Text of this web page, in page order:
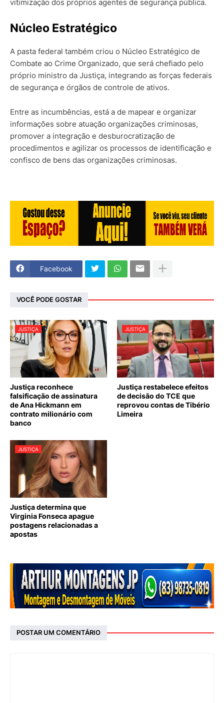
vitimização dos próprios agentes de segurança pública.
Núcleo Estratégico
A pasta federal também criou o Núcleo Estratégico de
Combate ao Crime Organizado, que será chefiado pelo
próprio ministro da Justiça, integrando as forças federais
de segurança e órgãos de controle de ativos.
Entre as incumbências, está a de mapear e organizar
informações sobre atuação organizações criminosas,
promover a integração e desburocratização de
procedimentos e agilizar os processos de identificação e
confisco de bens das organizações criminosas.
Facebook
VOCÊ PODE GOSTAR
JUSTIÇA
Justiça reconhece
falsificação de assinatura
de Ana Hickmann em
contrato milionário com
banco
JUSTIÇA
Justiça restabelece efeitos
de decisão do TCE que
reprovou contas de Tibério
Limeira
JUSTIÇA
Justiça determina que
Virginia Fonseca apague
postagens relacionadas a
apostas
POSTAR UM COMENTÁRIO